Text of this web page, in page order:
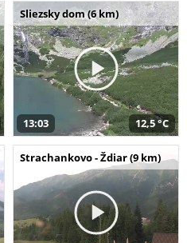
Sliezsky dom (6 km)
13:03 12,5 °C
Strachankovo - Ždiar (9 km)